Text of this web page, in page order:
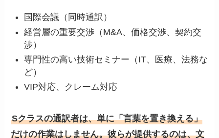
国際会議（同時通訳）
経営層の重要交渉（M&A、価格交渉、契約交
渉）
専門性の高い技術セミナー（IT、医療、法務な
ど）
VIP対応、クレーム対応
Sクラスの通訳者は、単に「言葉を置き換える」
だけの作業はしません。彼らが提供するのは、文